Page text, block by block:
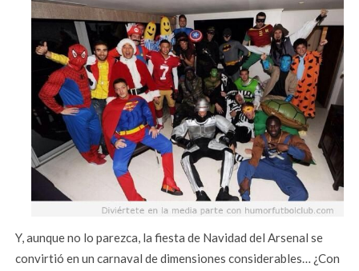
Y, aunque no lo parezca, la fiesta de Navidad del Arsenal se
convirtió en un carnaval de dimensiones considerables… ¿Con